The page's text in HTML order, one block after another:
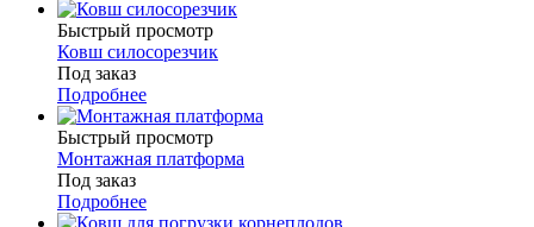
Быстрый просмотр
Ковш силосорезчик
Под заказ
Подробнее
Быстрый просмотр
Монтажная платформа
Под заказ
Подробнее